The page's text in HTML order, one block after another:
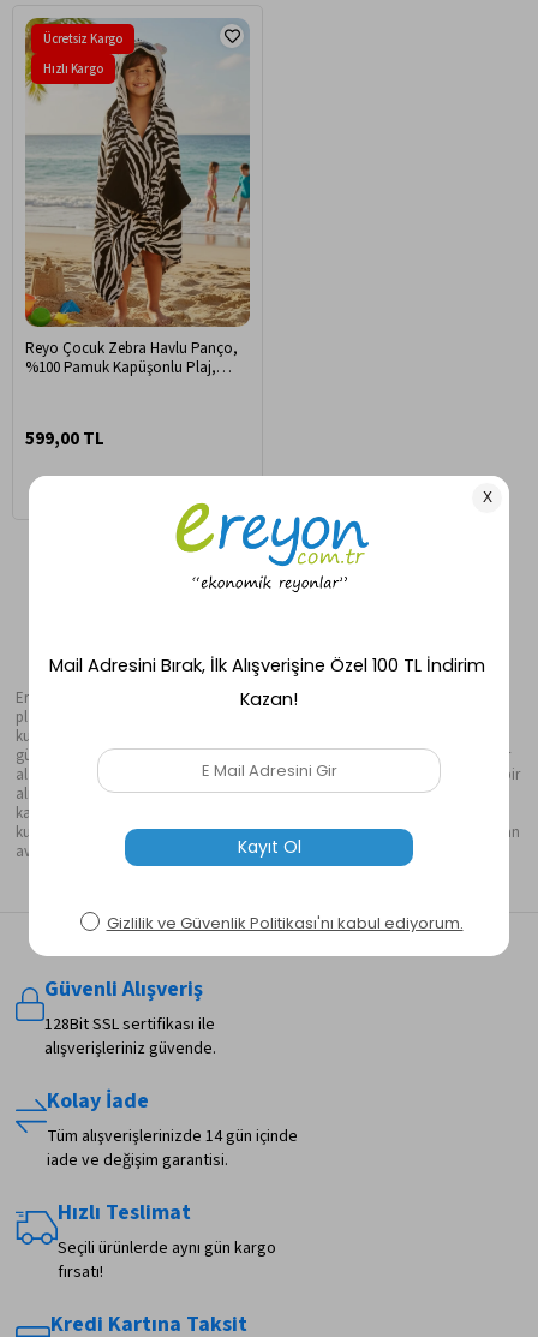
Reyo Çocuk Zebra Havlu Panço,
%100 Pamuk Kapüşonlu Plaj,
599,00 TL
Ücretsiz Kargo
Hızlı Kargo
Ereyon, Türkiye’nin dijitalleşen dünyasında öne çıkan başarılı online alışveriş
platformlarından biridir. 20 yılı aşkın sektörel tecrübesiyle Ereyon, bireysel
kullanıcılar ve kurumsal iş ortakları için e-ticaret süreçlerini kolaylaştıran,
güvenilir ve katma değerli çözümler sunmaya devam etmektedir. Hayatın her
alanına dokunan ürün yelpazesiyle, kullanıcılarına kaliteli, güvenli ve kolay bir
alışveriş deneyimi sunar. Ereyon’da alışveriş yapmak, yalnızca ihtiyaçları
karşılamaktan öteye geçiyor. Özel kampanyalar, dönemsel indirimler,
kurumsal çözümler ve teknik destek hizmetleri ile alışveriş deneyimi her zaman
avantajlı ve tatmin edici hale geliyor.
Güvenli Alışveriş
128Bit SSL sertifikası ile
alışverişleriniz güvende.
Kolay İade
Tüm alışverişlerinizde 14 gün içinde
iade ve değişim garantisi.
Hızlı Teslimat
Seçili ürünlerde aynı gün kargo
fırsatı!
Kredi Kartına Taksit